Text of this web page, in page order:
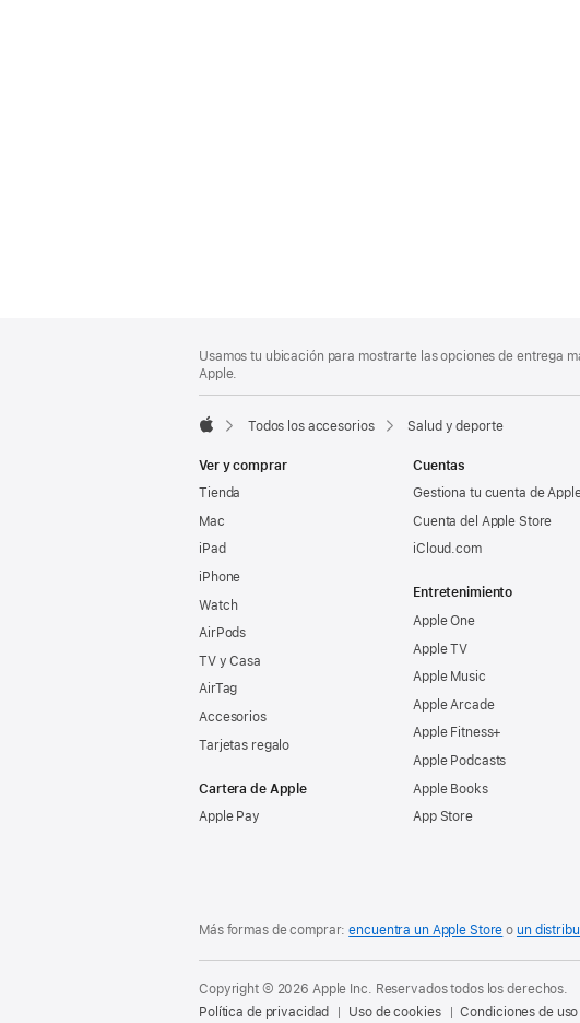
a
pie
de
al
pie
Usamos tu ubicación para mostrarte las opciones de entrega
Apple.
Todos los accesorios Salud y deporte
Ver y comprar
Tienda
Mac
iPad
iPhone
Watch
AirPods
TV y Casa
AirTag
Accesorios
Tarjetas regalo
Cartera de Apple
Apple Pay
Cuentas
Gestiona tu cuenta de
Cuenta del Apple Store
iCloud.com
Entretenimiento
Apple One
Apple TV
Apple Music
Apple Arcade
Apple Fitness+
Apple Podcasts
Apple Books
App Store
Más formas de comprar:encuentra un Apple Store oun
Copyright © 2026 Apple Inc. Reservados todos los derechos.
Política de privacidad
Uso de cookies Condiciones de uso